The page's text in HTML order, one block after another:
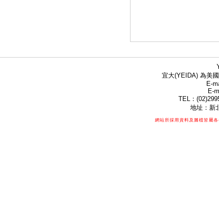
宜大(YEIDA) 為美
E-
E-
TEL：
地址：新
網站所採用資料及圖檔皆屬